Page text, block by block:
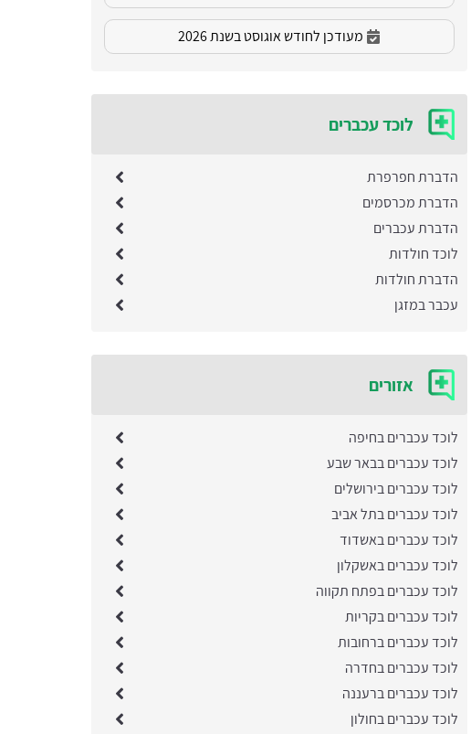
מעודכן לחודש אוגוסט בשנת 2026
לוכד עכברים
הדברת חפרפרת
הדברת מכרסמים
הדברת עכברים
לוכד חולדות
הדברת חולדות
עכבר במזגן
אזורים
לוכד עכברים בחיפה
לוכד עכברים בבאר שבע
לוכד עכברים בירושלים
לוכד עכברים בתל אביב
לוכד עכברים באשדוד
לוכד עכברים באשקלון
לוכד עכברים בפתח תקווה
לוכד עכברים בקריות
לוכד עכברים ברחובות
לוכד עכברים בחדרה
לוכד עכברים ברעננה
לוכד עכברים בחולון